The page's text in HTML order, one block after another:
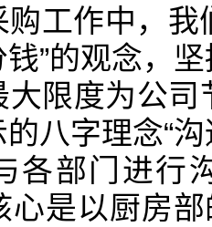
工作中，我
”的观念，
限度为公司
八字理念“
各部门进行
心是以厨房